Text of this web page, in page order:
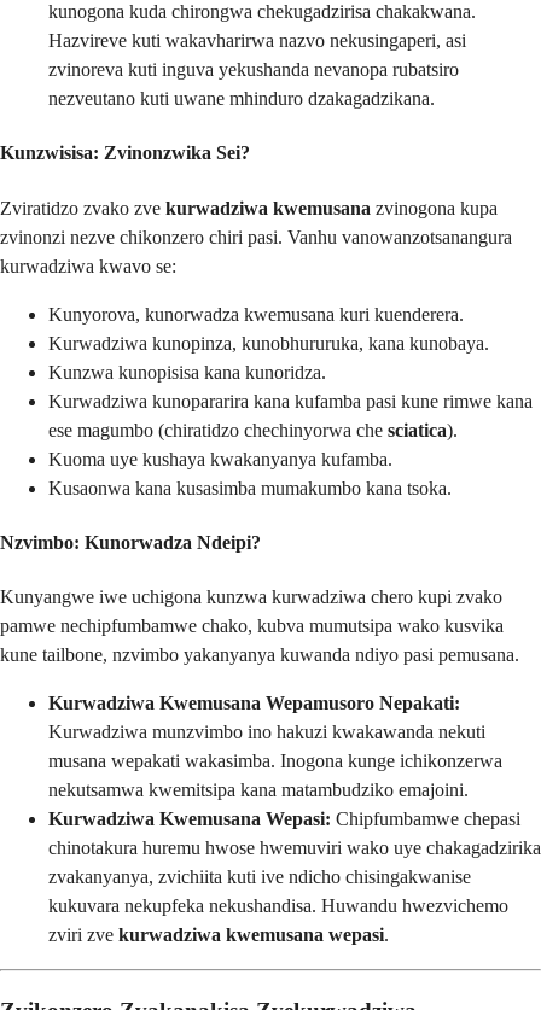
kunogona kuda chirongwa chekugadzirisa chakakwana.
Hazvireve kuti wakavharirwa nazvo nekusingaperi, asi
zvinoreva kuti inguva yekushanda nevanopa rubatsiro
nezveutano kuti uwane mhinduro dzakagadzikana.
Kunzwisisa: Zvinonzwika Sei?
Zviratidzo zvako zve kurwadziwa kwemusana zvinogona kupa
zvinonzi nezve chikonzero chiri pasi. Vanhu vanowanzotsanangura
kurwadziwa kwavo se:
Kunyorova, kunorwadza kwemusana kuri kuenderera.
Kurwadziwa kunopinza, kunobhururuka, kana kunobaya.
Kunzwa kunopisisa kana kunoridza.
Kurwadziwa kunopararira kana kufamba pasi kune rimwe kana
ese magumbo (chiratidzo chechinyorwa che sciatica).
Kuoma uye kushaya kwakanyanya kufamba.
Kusaonwa kana kusasimba mumakumbo kana tsoka.
Nzvimbo: Kunorwadza Ndeipi?
Kunyangwe iwe uchigona kunzwa kurwadziwa chero kupi zvako
pamwe nechipfumbamwe chako, kubva mumutsipa wako kusvika
kune tailbone, nzvimbo yakanyanya kuwanda ndiyo pasi pemusana.
Kurwadziwa Kwemusana Wepamusoro Nepakati:
Kurwadziwa munzvimbo ino hakuzi kwakawanda nekuti
musana wepakati wakasimba. Inogona kunge ichikonzerwa
nekutsamwa kwemitsipa kana matambudziko emajoini.
Kurwadziwa Kwemusana Wepasi: Chipfumbamwe chepasi
chinotakura huremu hwose hwemuviri wako uye chakagadzirika
zvakanyanya, zvichiita kuti ive ndicho chisingakwanise
kukuvara nekupfeka nekushandisa. Huwandu hwezvichemo
zviri zve kurwadziwa kwemusana wepasi.